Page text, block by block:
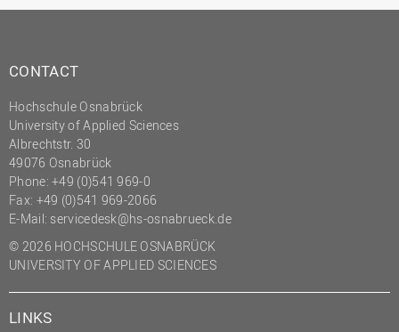
CONTACT
Hochschule Osnabrück
University of Applied Sciences
Albrechtstr. 30
49076 Osnabrück
Phone: +49 (0)541 969-0
Fax: +49 (0)541 969-2066
E-Mail: servicedesk@hs-osnabrueck.de
© 2026 HOCHSCHULE OSNABRÜCK
UNIVERSITY OF APPLIED SCIENCES
LINKS